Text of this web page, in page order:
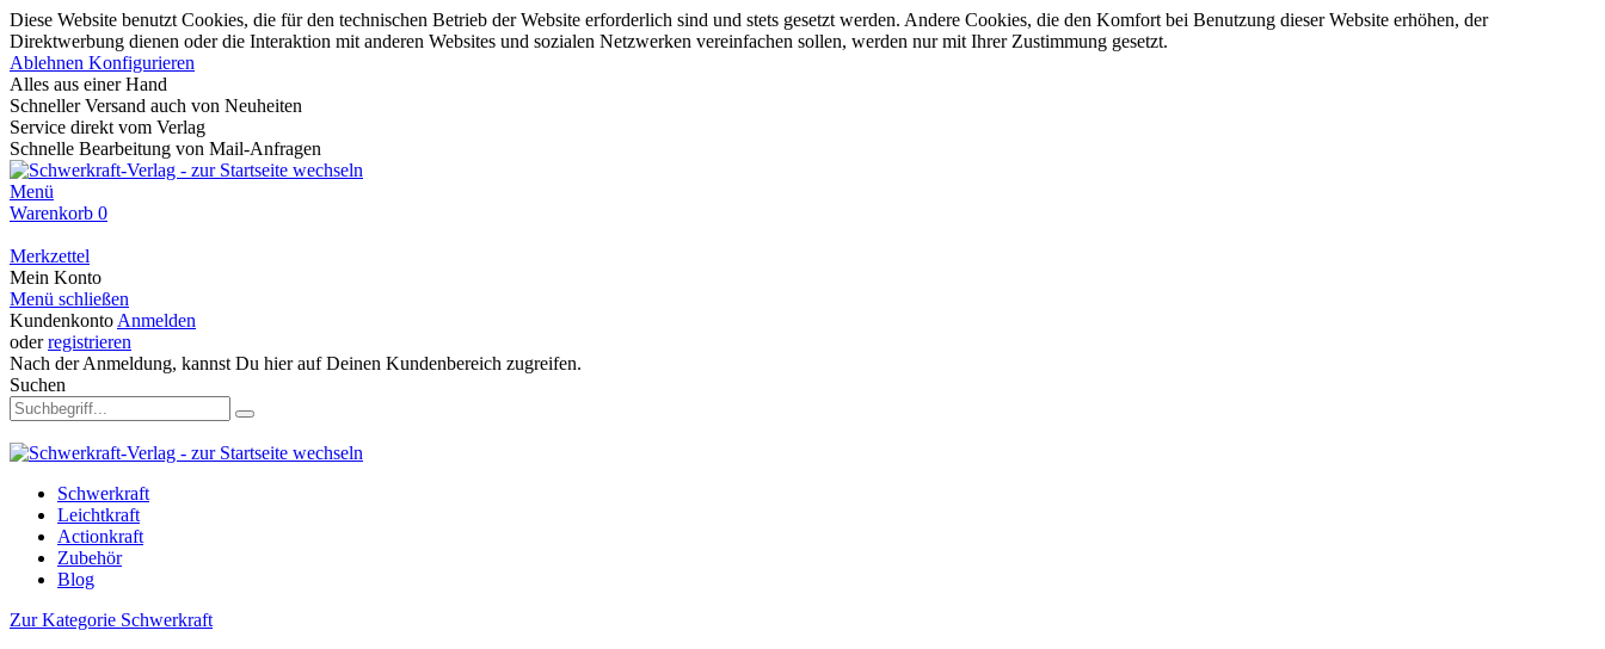
Diese Website benutzt Cookies, die für den technischen Betrieb der Website erforderlich sind und stets gesetzt werden. Andere Cookies, die den Komfort bei Benutzung dieser Website erhöhen, der
Direktwerbung dienen oder die Interaktion mit anderen Websites und sozialen Netzwerken vereinfachen sollen, werden nur mit Ihrer Zustimmung gesetzt.
Ablehnen Konfigurieren
Alles aus einer Hand
Schneller Versand auch von Neuheiten
Service direkt vom Verlag
Schnelle Bearbeitung von Mail-Anfragen
Menü
Warenkorb 0
Merkzettel
Mein Konto
Menü schließen
Kundenkonto Anmelden
oderregistrieren
Nach der Anmeldung, kannst Du hier auf Deinen Kundenbereich zugreifen.
Suchen
Schwerkraft
Leichtkraft
Actionkraft
Zubehör
Blog
Zur Kategorie Schwerkraft